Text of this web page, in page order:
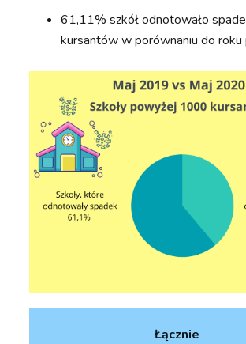
61,11% szkół odnotowało
kursantów w porównaniu do roku
Łącznie